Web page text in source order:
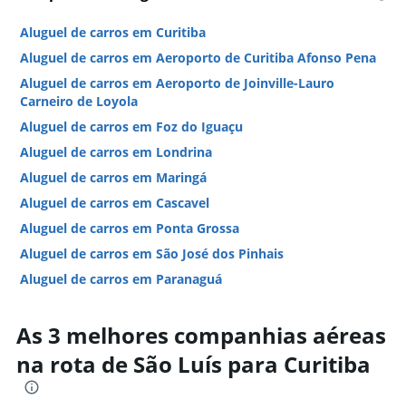
Aluguel de carros em Curitiba
Aluguel de carros em Aeroporto de Curitiba Afonso Pena
Aluguel de carros em Aeroporto de Joinville-Lauro
Carneiro de Loyola
Aluguel de carros em Foz do Iguaçu
Aluguel de carros em Londrina
Aluguel de carros em Maringá
Aluguel de carros em Cascavel
Aluguel de carros em Ponta Grossa
Aluguel de carros em São José dos Pinhais
Aluguel de carros em Paranaguá
Aluguel de carros em Guarapuava
Hotéis em Curitiba
Hotéis em Foz do Iguaçu
As 3 melhores companhias aéreas
na rota de São Luís para Curitiba